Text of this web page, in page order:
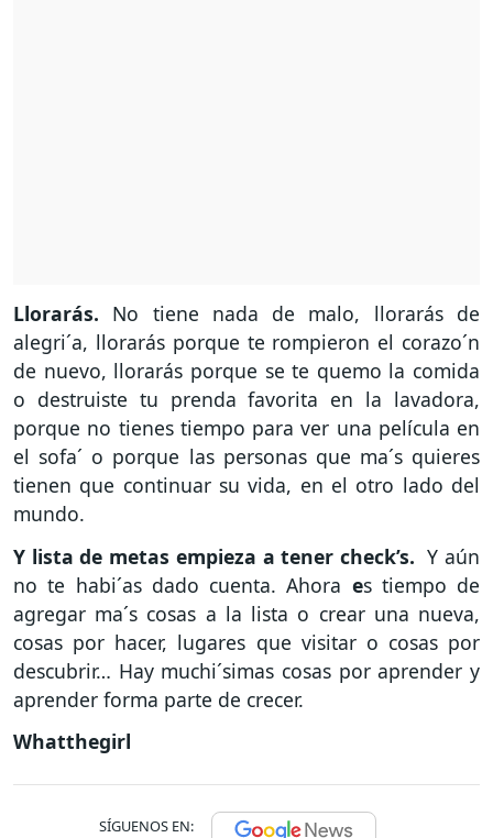
Llorarás. No tiene nada de malo, llorarás de
alegri´a, llorarás porque te rompieron el corazo´n
de nuevo, llorarás porque se te quemo la comida
o destruiste tu prenda favorita en la lavadora,
porque no tienes tiempo para ver una película en
el sofa´ o porque las personas que ma´s quieres
tienen que continuar su vida, en el otro lado del
mundo.
Y lista de metas empieza a tener check’s.Y aún
no te habi´as dado cuenta. Ahora es tiempo de
agregar ma´s cosas a la lista o crear una nueva,
cosas por hacer, lugares que visitar o cosas por
descubrir… Hay muchi´simas cosas por aprender y
aprender forma parte de crecer.
Whatthegirl
SÍGUENOS EN: